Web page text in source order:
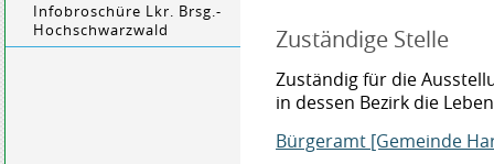
Infobroschüre Lkr. Brsg.-
Hochschwarzwald
Zuständige Stelle
Zuständig für die
in dessen Bezirk die
Bürgeramt [Gemeinde